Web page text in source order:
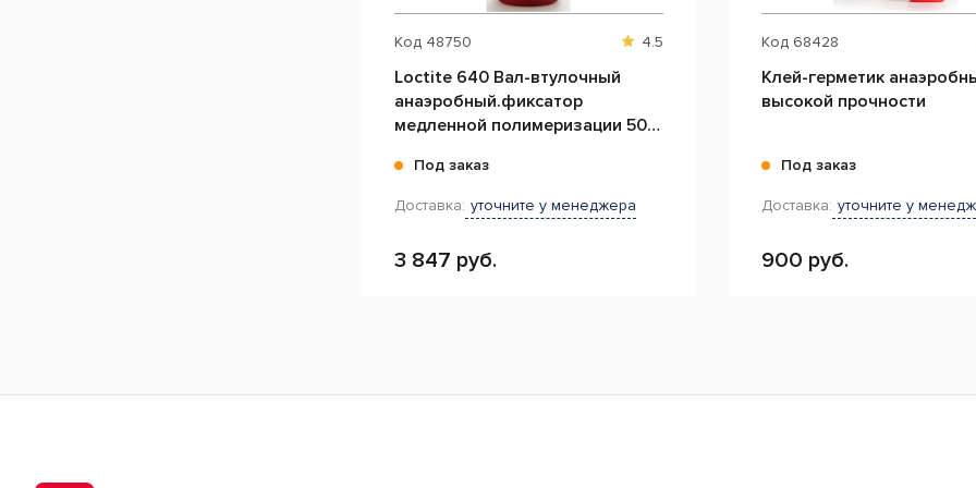
Код 48750 4.5
Loctite 640 Вал-втулочный
анаэробный.фиксатор
медленной полимеризации 50
Под заказ
Доставка: уточните у менеджера
3 847 руб.
Код 68428
Клей-герметик
высокой прочности
Под заказ
Доставка: уточните у
900 руб.